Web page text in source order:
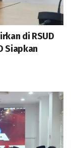
di RSUD
Siapkan